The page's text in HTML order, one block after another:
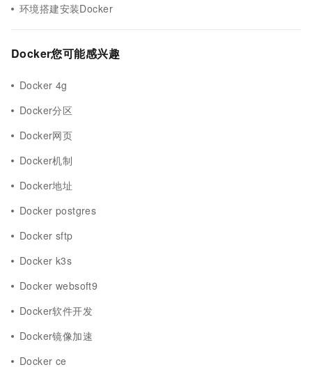
环境搭建安装Docker
Docker您可能感兴趣
Docker 4g
Docker分区
Docker网页
Docker机制
Docker地址
Docker postgres
Docker sftp
Docker k3s
Docker websoft9
Docker软件开发
Docker镜像加速
Docker ce